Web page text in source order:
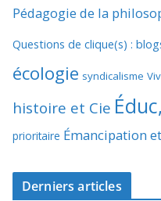
Pédagogie de la
Questions de clique(s) :
écologie syndicalisme
histoire et Cie
prioritaire Émancipation
Derniers articles